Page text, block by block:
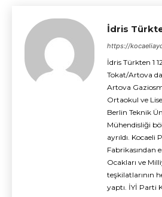
İdris
https://
İdris Türkten 1
Tokat/Artova
Artova
Ortaokul ve
Berlin Teknik
Mühendisliği
ayrıldı.
Fabrikasından
Ocakları ve
teşkilatlarının
yaptı. İYİ Parti